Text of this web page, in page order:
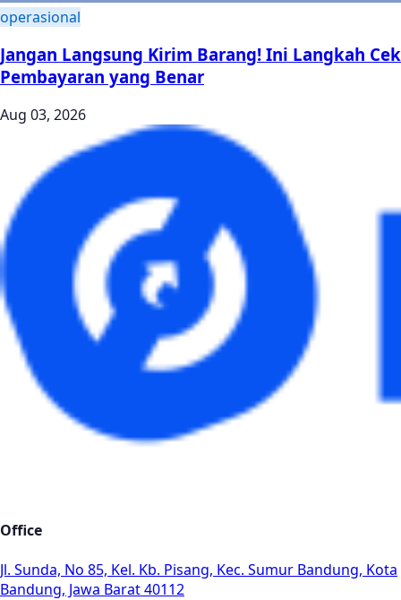
operasional
Jangan Langsung Kirim Barang! Ini Langkah Cek
Pembayaran yang Benar
Aug 03, 2026
Office
Jl. Sunda, No 85, Kel. Kb. Pisang, Kec. Sumur Bandung, Kota
Bandung, Jawa Barat 40112